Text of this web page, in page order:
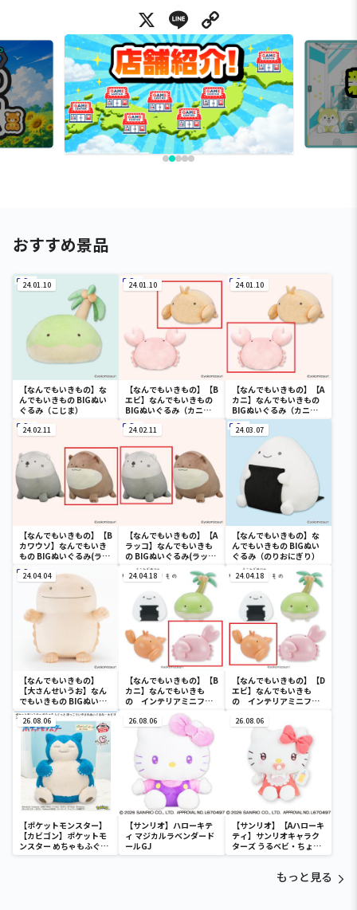
X Line
おすすめ景品
24.01.10
【なんでもいきもの】な
んでもいきもの BIGぬい
ぐるみ（こじま）
24.01.10
【なんでもいきもの】【B
エビ】なんでもいきもの
BIGぬいぐるみ（カニと
エビ）
24.01.10
【なんでもいきもの】【A
カニ】なんでもいきもの
BIGぬいぐるみ（カニと
エビ）
24.02.11
【なんでもいきもの】【B
カワウソ】なんでもいき
もの BIGぬいぐるみ(ラッ
24.02.11
【なんでもいきもの】【A
ラッコ】なんでもいきも
の BIGぬいぐるみ(ラッコ
とカワウソ)
24.03.07
【なんでもいきもの】な
んでもいきもの BIGぬい
ぐるみ（のりおにぎり）
24.04.04
【なんでもいきもの】
【大さんせいうお】なん
でもいきもの BIGぬいぐ
るみ（大さんせいうお）
24.04.18
【なんでもいきもの】【B
カニ】なんでもいきも
の インテリアミニフィ
24.04.18
【なんでもいきもの】【D
エビ】なんでもいきも
の インテリアミニフィ
26.08.06
【ポケットモンスター】
【カビゴン】ポケットモ
ンスター めちゃもふぐっ
と ほっこりいやされぬい
26.08.06
【サンリオ】ハローキテ
ィ マジカルラベンダード
ールGJ
26.08.06
【サンリオ】【Aハローキ
ティ】サンリオキャラク
ターズ うるベビ・ちょい
デカドール
もっと見る